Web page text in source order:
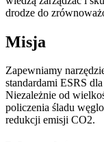
drodze do
Misja
Zapewniamy
standardami ESRS
Niezależnie od
policzenia śladu
redukcji emisji CO2.